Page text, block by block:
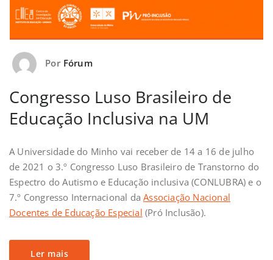
Por Fórum
Congresso Luso Brasileiro de
Educação Inclusiva na UM
A Universidade do Minho vai receber de 14 a 16 de julho
de 2021 o 3.º Congresso Luso Brasileiro de Transtorno do
Espectro do Autismo e Educação inclusiva (CONLUBRA) e o
7.º Congresso Internacional daAssociação Nacional
Docentes de Educação Especial (Pró Inclusão).
Ler mais